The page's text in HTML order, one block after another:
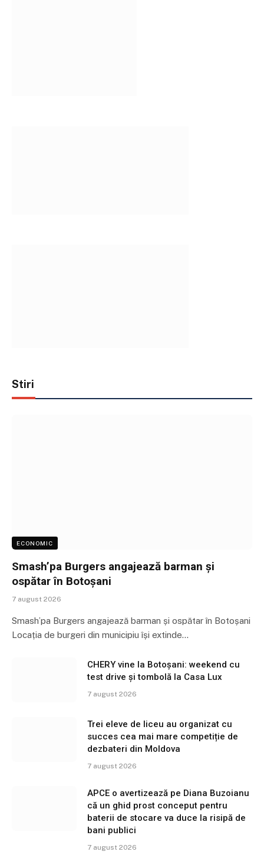
Stiri
ECONOMIC
Smash’pa Burgers angajează barman și
ospătar în Botoșani
7 august 2026
Smash’pa Burgers angajează barman și ospătar în Botoșani
Locația de burgeri din municipiu își extinde…
CHERY vine la Botoșani: weekend cu
test drive și tombolă la Casa Lux
7 august 2026
Trei eleve de liceu au organizat cu
succes cea mai mare competiție de
dezbateri din Moldova
7 august 2026
APCE o avertizează pe Diana Buzoianu
că un ghid prost conceput pentru
baterii de stocare va duce la risipă de
bani publici
7 august 2026